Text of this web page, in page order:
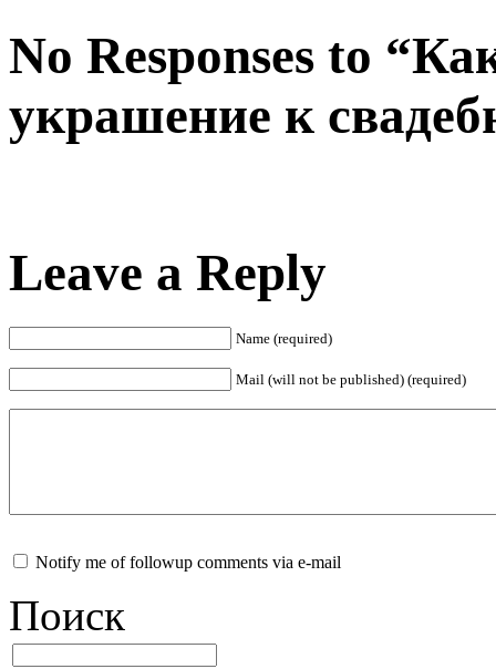
No Responses to
украшение к
Leave a Reply
Name (required)
Mail (will not be published) (required)
Notify me of followup comments via e-mail
Поиск